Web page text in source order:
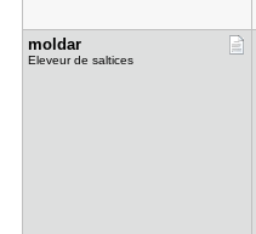
moldar
Eleveur de saltices